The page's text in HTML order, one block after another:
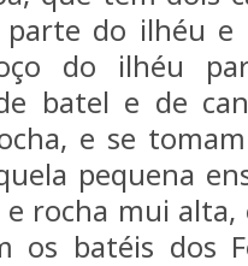
do ilhéu
do ilhéu
batel e de
e se
pequena
rocha mui alta,
os batéis dos